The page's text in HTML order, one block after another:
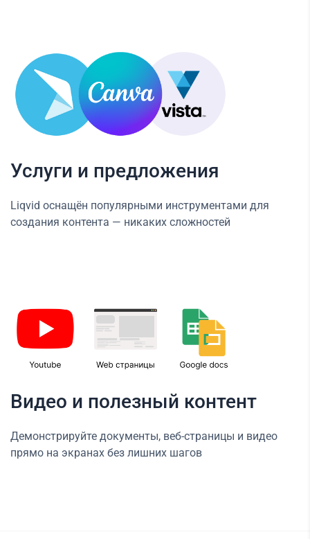
Услуги и предложения
Liqvid оснащён популярными инструментами для
создания контента — никаких сложностей
Видео и полезный контент
Демонстрируйте документы, веб-страницы и видео
прямо на экранах без лишних шагов